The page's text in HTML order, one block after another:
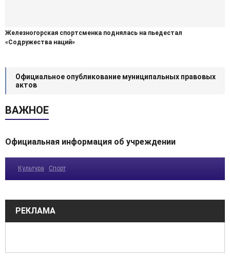
Железногорская спортсменка поднялась на пьедестал
«Содружества наций»
Официальное опубликование муниципальных правовых
актов
ВАЖНОЕ
Официальная информация об учреждении
Культура Спорт
РЕКЛАМА